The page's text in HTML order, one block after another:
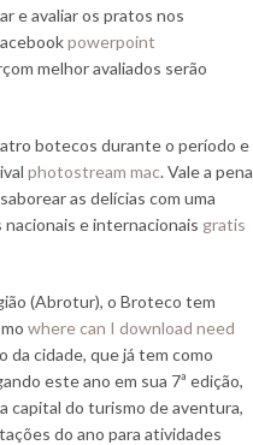
e avaliar os pratos nos
powerpoint
melhor avaliados serão
botecos durante o período e
photostream mac. Vale a pena
as delícias com uma
e internacionais gratis
(Abrotur), o Broteco tem
where can I download need
da cidade, que já tem como
este ano em sua 7ª edição,
capital do turismo de aventura,
do ano para atividades